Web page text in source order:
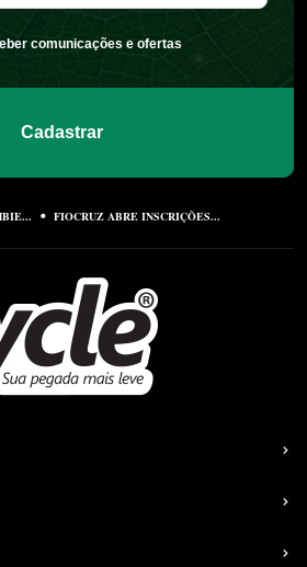
comunicações e ofertas
Cadastrar
FIOCRUZ ABRE INSCRIÇÕES...